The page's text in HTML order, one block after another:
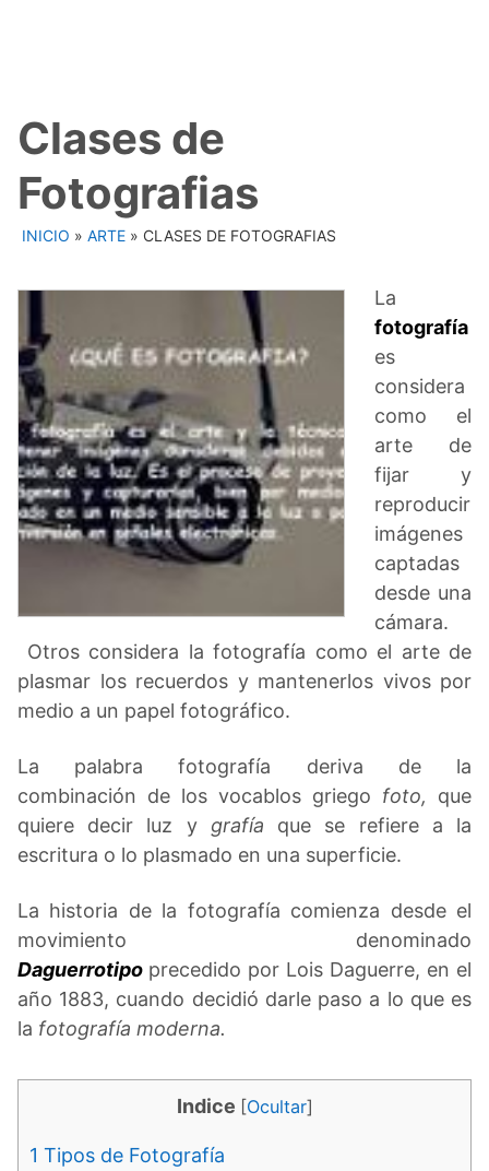
Clases de
Fotografias
INICIO » ARTE » CLASES DE FOTOGRAFIAS
La
fotografía
es
considera
como el
arte de
fijar y
reproducir
imágenes
captadas
desde una
cámara.
Otros considera la fotografía como el arte de
plasmar los recuerdos y mantenerlos vivos por
medio a un papel fotográfico.
La palabra fotografía deriva de la
combinación de los vocablos griego foto, que
quiere decir luz y grafía que se refiere a la
escritura o lo plasmado en una superficie.
La historia de la fotografía comienza desde el
movimiento denominado
Daguerrotipo precedido por Lois Daguerre, en el
año 1883, cuando decidió darle paso a lo que es
la fotografía moderna.
Indice [Ocultar]
1 Tipos de Fotografía